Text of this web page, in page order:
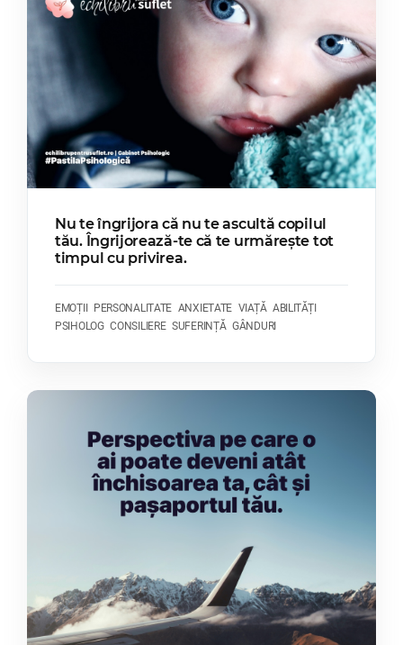
Nu te îngrijora că nu te ascultă copilul
tău. Îngrijorează-te că te urmărește tot
timpul cu privirea.
EMOȚII PERSONALITATE ANXIETATE VIAȚĂ ABILITĂȚI
PSIHOLOG CONSILIERE SUFERINȚĂ GÂNDURI